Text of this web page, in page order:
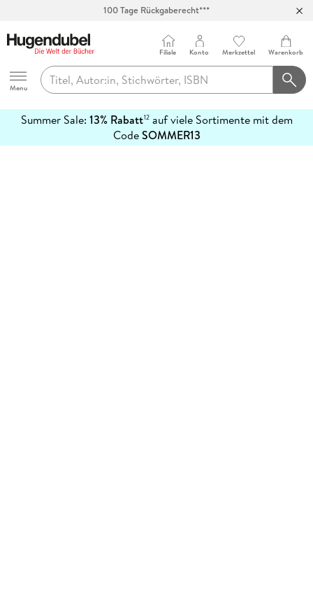
100 Tage Rückgaberecht***
Hugendubel
Menu
Filiale Konto Merkzettel Warenkorb
Summer Sale: 13% Rabatt12auf viele Sortimente mit dem
CodeSOMMER13
erfahren